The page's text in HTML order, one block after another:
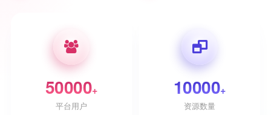
50000+
平台用户
10000+
资源数量